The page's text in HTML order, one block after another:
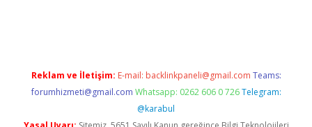
Reklam ve İletişim: E-mail: backlinkpaneli@gmail.com Teams:
forumhizmeti@gmail.com Whatsapp: 0262 606 0 726 Telegram:
@karabul